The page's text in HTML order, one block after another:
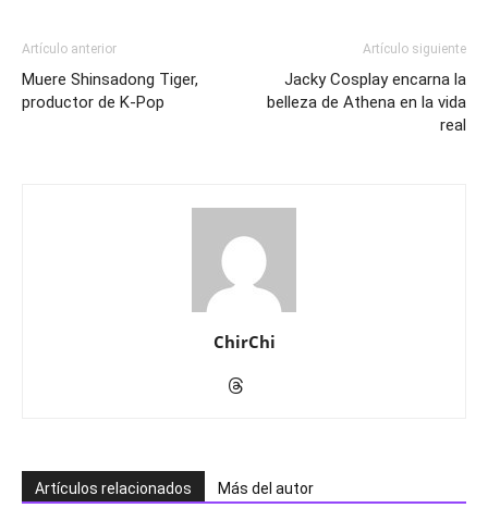
Artículo anterior
Muere Shinsadong Tiger,
productor de K-Pop
Artículo siguiente
Jacky Cosplay encarna la
belleza de Athena en la vida
real
ChirChi
Artículos relacionados Más del autor